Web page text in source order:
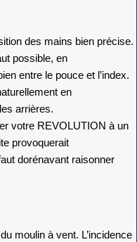
des mains bien précise.
possible, en
entre le pouce et l’index.
en
arrières.
votre REVOLUTION à un
provoquerait
dorénavant raisonner
moulin à vent. L’incidence